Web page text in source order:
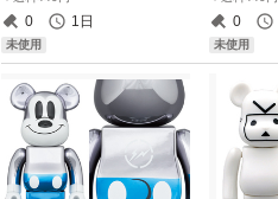
0 1日
未使用
0
未使用